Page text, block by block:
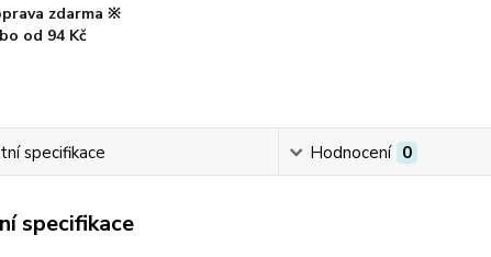
zdarma ※
od 94 Kč
specifikace Hodnocení 0
specifikace